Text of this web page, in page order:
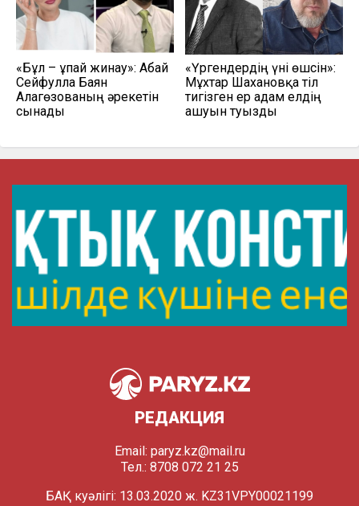
«Бұл – ұпай жинау»: Абай
Сейфулла Баян
Алагөзованың әрекетін
сынады
«Үргендердің үні өшсін»:
Мұхтар Шахановқа тіл
тигізген ер адам елдің
ашуын туғызды
РЕДАКЦИЯ
Email: paryz.kz@mail.ru
Тел.: 8708 072 21 25
БАҚ куәлігі: 13.03.2020 ж. KZ31VPY00021199